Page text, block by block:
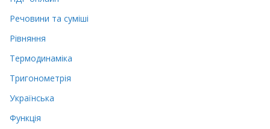
Речовини та суміші
Рівняння
Термодинаміка
Тригонометрія
Українська
Функція